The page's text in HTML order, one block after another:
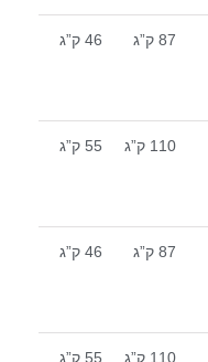
87 ק”ג 46 ק”ג
110 ק”ג 55 ק”ג
87 ק”ג 46 ק”ג
110 ק”ג 55 ק”ג